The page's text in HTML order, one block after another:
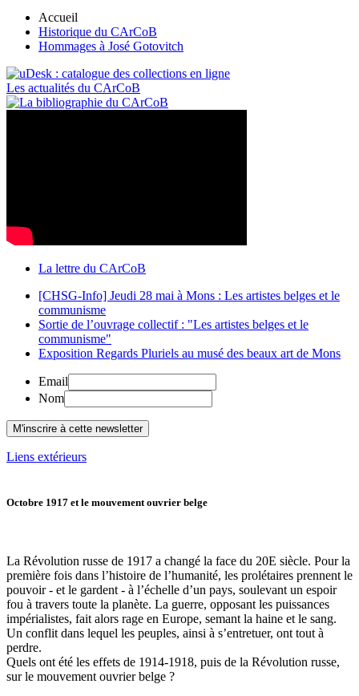
Accueil
Historique du CArCoB
Hommages à José Gotovitch
Les actualités du CArCoB
La lettre du CArCoB
[CHSG-Info] Jeudi 28 mai à Mons : Les artistes belges et le
communisme
Sortie de l’ouvrage collectif : "Les artistes belges et le
communisme"
Exposition Regards Pluriels au musé des beaux art de Mons
Email
Nom
Liens extérieurs
Octobre 1917 et le mouvement ouvrier belge
La Révolution russe de 1917 a changé la face du 20E siècle. Pour la
première fois dans l’histoire de l’humanité, les prolétaires prennent le
pouvoir - et le gardent - à l’échelle d’un pays, soulevant un espoir
fou à travers toute la planète. La guerre, opposant les puissances
impérialistes, fait alors rage en Europe, semant la haine et le sang.
Un conflit dans lequel les peuples, ainsi à s’entretuer, ont tout à
perdre.
Quels ont été les effets de 1914-1918, puis de la Révolution russe,
sur le mouvement ouvrier belge ?